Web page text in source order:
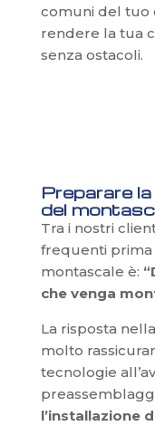
comuni del tuo
rendere la tua
senza ostacoli.
Preparare
del
Tra i nostri
frequenti prima
montascale è:
che venga
La risposta
molto
tecnologie
l’installazione